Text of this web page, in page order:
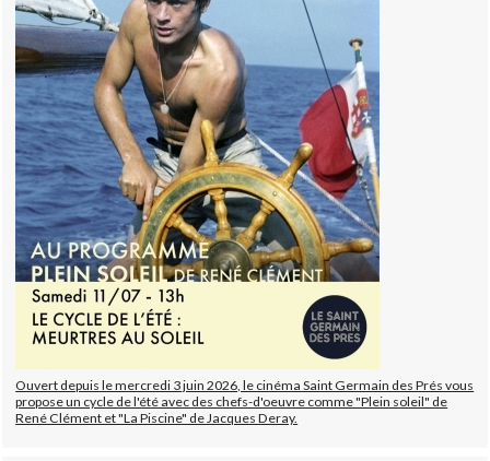
Ouvert depuis le mercredi 3 juin 2026, le cinéma Saint Germain des Prés vous
propose un cycle de l'été avec des chefs-d'oeuvre comme "Plein soleil" de
René Clément et "La Piscine" de Jacques Deray.